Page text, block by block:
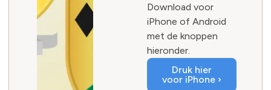
Download voor
iPhone of Android
met de knoppen
hieronder.
Druk hier
voor iPhone ›